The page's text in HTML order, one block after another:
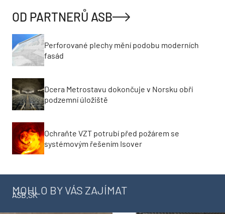
OD PARTNERŮ ASB
Perforované plechy mění podobu moderních
fasád
Dcera Metrostavu dokončuje v Norsku obří
podzemní úložiště
Ochraňte VZT potrubí před požárem se
systémovým řešením Isover
MOHLO BY VÁS ZAJÍMAT
ASB.SK